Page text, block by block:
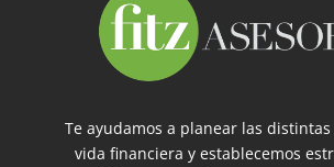
Te ayudamos a planear las
vida financiera y establecemos